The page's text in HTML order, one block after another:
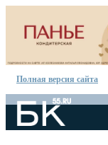
Полная версия сайта